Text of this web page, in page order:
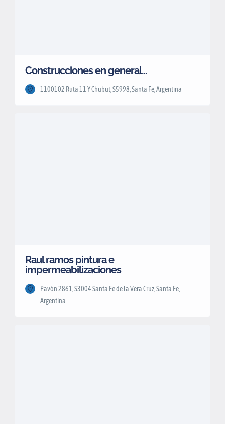
Construcciones en general…
1100102 Ruta 11 Y Chubut, S5998, Santa Fe, Argentina
Raul ramos pintura e
impermeabilizaciones
Pavón 2861, S3004 Santa Fe de la Vera Cruz, Santa Fe,
Argentina